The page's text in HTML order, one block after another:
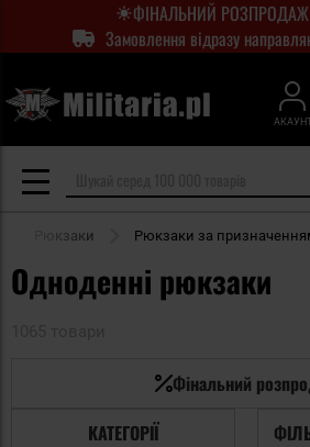
ФІНАЛЬНИЙ
Замовлення відразу
Рюкзаки Рюкзаки за
Одноденні рюкзаки
Фінальний
КАТЕГОРІЇ